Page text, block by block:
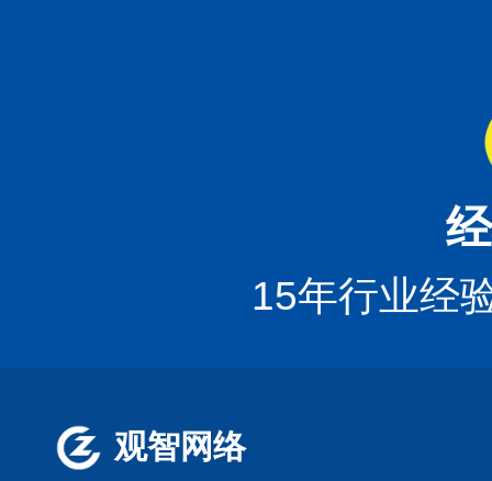
15年行业经
观智网络